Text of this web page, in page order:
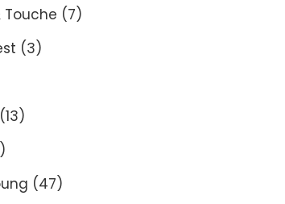
Touche (7)
(3)
(13)
(47)